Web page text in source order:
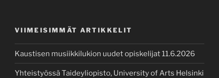
VIIMEISIMMÄT ARTIKKELIT
Kaustisen musiikkilukion uudet opiskelijat 11.6.2026
Yhteistyössä Taideyliopisto, University of Arts Helsinki